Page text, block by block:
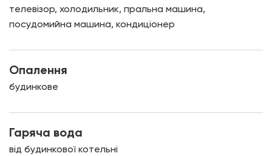
телевізор, холодильник, пральна машина,
посудомийна машина, кондиціонер
Опалення
будинкове
Гаряча вода
від будинкової котельні